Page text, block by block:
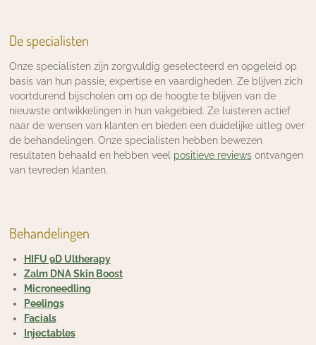
De specialisten
Onze specialisten zijn zorgvuldig geselecteerd en opgeleid op
basis van hun passie, expertise en vaardigheden. Ze blijven zich
voortdurend bijscholen om op de hoogte te blijven van de
nieuwste ontwikkelingen in hun vakgebied. Ze luisteren actief
naar de wensen van klanten en bieden een duidelijke uitleg over
de behandelingen. Onze specialisten hebben bewezen
resultaten behaald en hebben veel positieve reviews ontvangen
van tevreden klanten.
Behandelingen
HIFU 9D Ultherapy
Zalm DNA Skin Boost
Microneedling
Peelings
Facials
Injectables